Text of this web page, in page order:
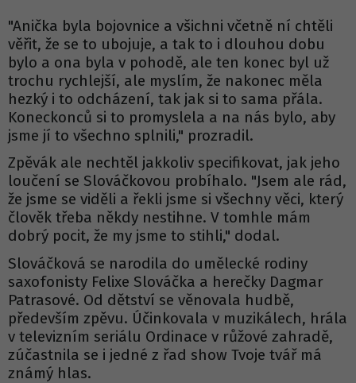
"Anička byla bojovnice a všichni včetně ní chtěli
věřit, že se to ubojuje, a tak to i dlouhou dobu
bylo a ona byla v pohodě, ale ten konec byl už
trochu rychlejší, ale myslím, že nakonec měla
hezký i to odcházení, tak jak si to sama přála.
Koneckonců si to promyslela a na nás bylo, aby
jsme jí to všechno splnili," prozradil.
Zpěvák ale nechtěl jakkoliv specifikovat, jak jeho
loučení se Slováčkovou probíhalo. "Jsem ale rád,
že jsme se viděli a řekli jsme si všechny věci, který
člověk třeba někdy nestihne. V tomhle mám
dobrý pocit, že my jsme to stihli," dodal.
Slováčková se narodila do umělecké rodiny
saxofonisty Felixe Slováčka a herečky Dagmar
Patrasové. Od dětství se věnovala hudbě,
především zpěvu. Účinkovala v muzikálech, hrála
v televizním seriálu Ordinace v růžové zahradě,
zúčastnila se i jedné z řad show Tvoje tvář má
známý hlas.